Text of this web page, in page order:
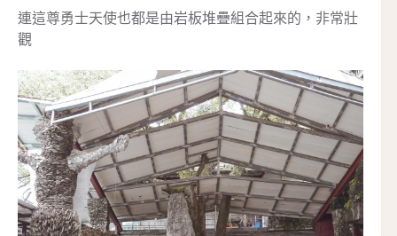
處處都可看見魯凱族傳統工藝的精湛之處
用石板一片片堆疊而成
連這尊勇士天使也都是由岩板堆疊組合起來的，非常壯